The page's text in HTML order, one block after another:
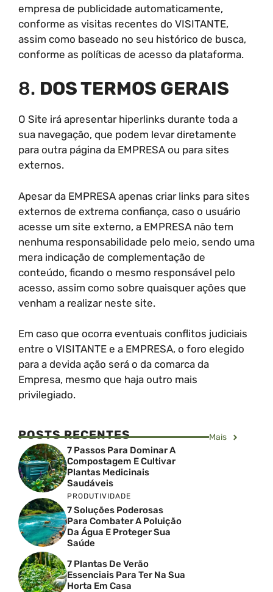
empresa de publicidade automaticamente,
conforme as visitas recentes do VISITANTE,
assim como baseado no seu histórico de busca,
conforme as políticas de acesso da plataforma.
8. DOS TERMOS GERAIS
O Site irá apresentar hiperlinks durante toda a
sua navegação, que podem levar diretamente
para outra página da EMPRESA ou para sites
externos.
Apesar da EMPRESA apenas criar links para sites
externos de extrema confiança, caso o usuário
acesse um site externo, a EMPRESA não tem
nenhuma responsabilidade pelo meio, sendo uma
mera indicação de complementação de
conteúdo, ficando o mesmo responsável pelo
acesso, assim como sobre quaisquer ações que
venham a realizar neste site.
Em caso que ocorra eventuais conflitos judiciais
entre o VISITANTE e a EMPRESA, o foro elegido
para a devida ação será o da comarca da
Empresa, mesmo que haja outro mais
privilegiado.
POSTS RECENTES Mais
7 Passos Para Dominar A
Compostagem E Cultivar
Plantas Medicinais
Saudáveis
PRODUTIVIDADE
7 Soluções Poderosas
Para Combater A Poluição
Da Água E Proteger Sua
Saúde
7 Plantas De Verão
Essenciais Para Ter Na Sua
Horta Em Casa